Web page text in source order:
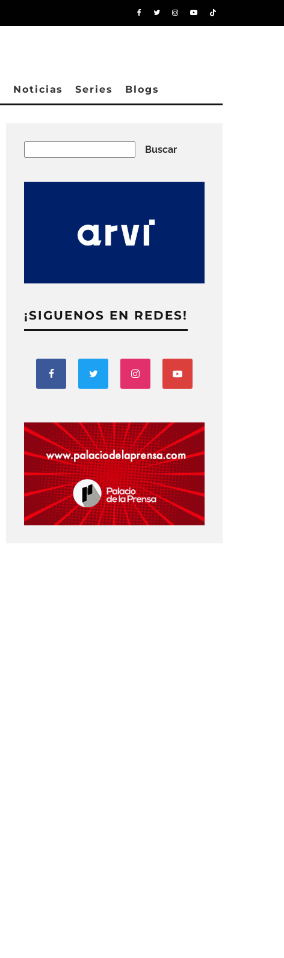
Noticias Series Blogs
Buscar
¡SIGUENOS EN REDES!